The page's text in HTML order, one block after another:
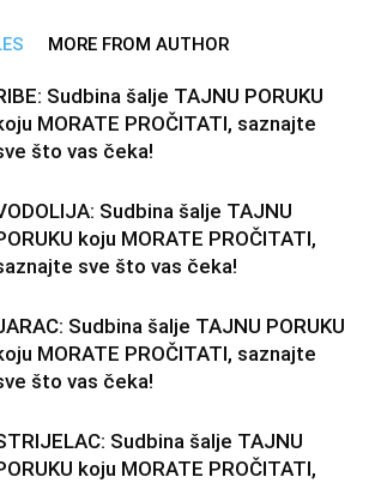
MORE FROM AUTHOR
Sudbina šalje TAJNU PORUKU
MORATE PROČITATI, saznajte
što vas čeka!
Sudbina šalje TAJNU
koju MORATE PROČITATI,
sve što vas čeka!
Sudbina šalje TAJNU PORUKU
MORATE PROČITATI, saznajte
što vas čeka!
Sudbina šalje TAJNU
koju MORATE PROČITATI,